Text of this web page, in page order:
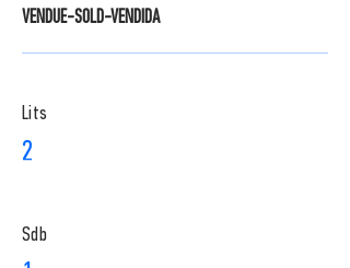
VENDUE-SOLD-VENDIDA
Lits
2
Sdb